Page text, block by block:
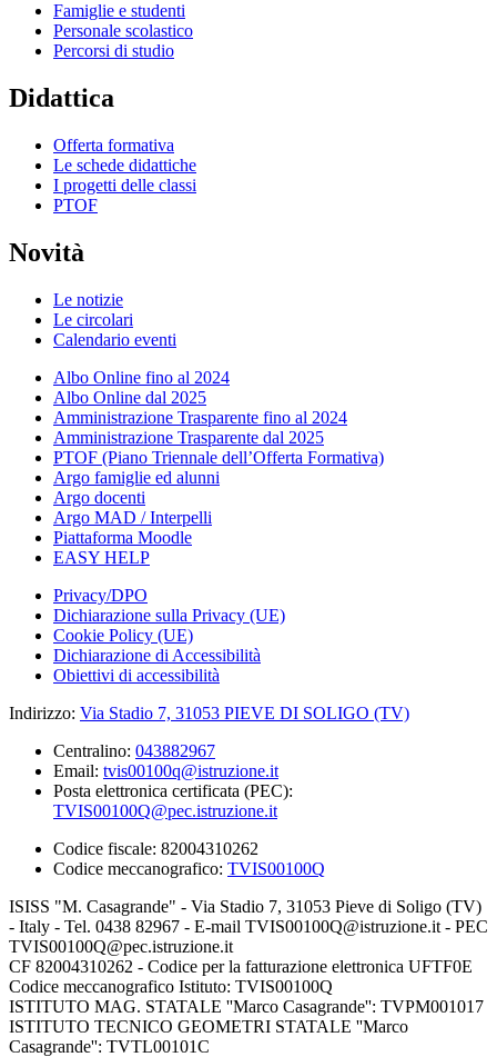
Famiglie e studenti
Personale scolastico
Percorsi di studio
Didattica
Offerta formativa
Le schede didattiche
I progetti delle classi
PTOF
Novità
Le notizie
Le circolari
Calendario eventi
Albo Online fino al 2024
Albo Online dal 2025
Amministrazione Trasparente fino al 2024
Amministrazione Trasparente dal 2025
PTOF (Piano Triennale dell’Offerta Formativa)
Argo famiglie ed alunni
Argo docenti
Argo MAD / Interpelli
Piattaforma Moodle
EASY HELP
Privacy/DPO
Dichiarazione sulla Privacy (UE)
Cookie Policy (UE)
Dichiarazione di Accessibilità
Obiettivi di accessibilità
Indirizzo: Via Stadio 7, 31053 PIEVE DI SOLIGO (TV)
Centralino: 043882967
Email: tvis00100q@istruzione.it
Posta elettronica certificata (PEC):
TVIS00100Q@pec.istruzione.it
Codice fiscale: 82004310262
Codice meccanografico: TVIS00100Q
ISISS "M. Casagrande" - Via Stadio 7, 31053 Pieve di Soligo (TV)
- Italy - Tel. 0438 82967 - E-mail TVIS00100Q@istruzione.it - PEC
TVIS00100Q@pec.istruzione.it
CF 82004310262 - Codice per la fatturazione elettronica UFTF0E
Codice meccanografico Istituto: TVIS00100Q
ISTITUTO MAG. STATALE ''Marco Casagrande'': TVPM001017
ISTITUTO TECNICO GEOMETRI STATALE ''Marco
Casagrande'': TVTL00101C